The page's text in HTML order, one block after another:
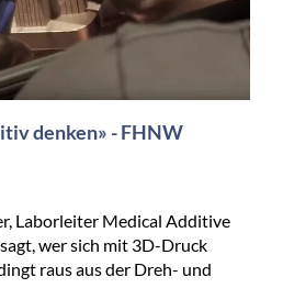
denken» - FHNW
Laborleiter Medical Additive
wer sich mit 3D-Druck
raus aus der Dreh- und